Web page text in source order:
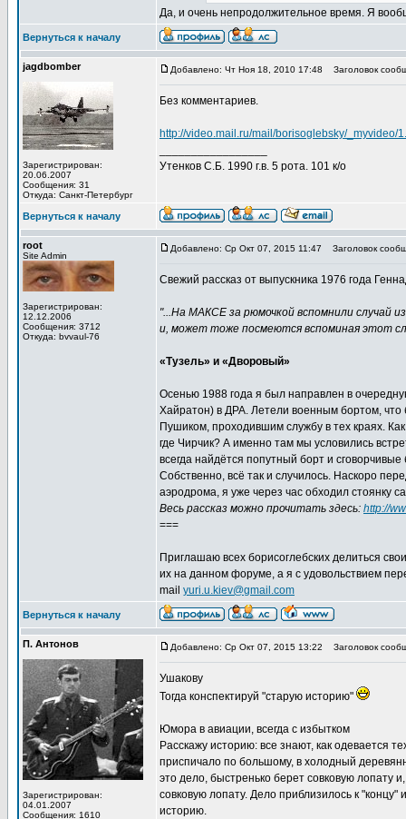
Да, и очень непродолжительное время. Я
Вернуться к началу
jagdbomber
Зарегистрирован:
20.06.2007
Сообщения: 31
Откуда: Санкт-Петербург
Добавлено: Чт Ноя 18, 2010 17:48 Заголовок
Без комментариев.
http://video.mail.ru/mail/borisoglebsky/_myvideo/
Утенков С.Б. 1990 г.в. 5 рота. 101 к/о
Вернуться к началу
root
Site Admin
Зарегистрирован:
12.12.2006
Сообщения: 3712
Откуда: bvvaul-76
Добавлено: Ср Окт 07, 2015 11:47 Заголовок
Свежий рассказ от выпускника 1976 года
"...На МАКСЕ за рюмочкой вспомнили случай
и, может тоже посмеются вспоминая этот
«Тузель» и «Дворовый»
Осенью 1988 года я был направлен в
Хайратон) в ДРА. Летели военным бортом, что
Пушиком, проходившим службу в тех краях.
где Чирчик? А именно там мы условились
всегда найдётся попутный борт и
Собственно, всё так и случилось. Наскоро
аэродрома, я уже через час обходил стоянку
Весь рассказ можно прочитать здесь: http://
===
Приглашаю всех борисоглебских делиться
их на данном форуме, а я с удовольствием
mail yuri.u.kiev@gmail.com
Вернуться к началу
П. Антонов
Зарегистрирован:
04.01.2007
Сообщения: 1610
Добавлено: Ср Окт 07, 2015 13:22 Заголовок
Ушакову
Тогда конспектируй "старую историю"
Юмора в авиации, всегда с избытком
Расскажу историю: все знают, как одевается
приспичало по большому, в холодный
это дело, быстренько берет совковую лопату
совковую лопату. Дело приблизилось к
историю.